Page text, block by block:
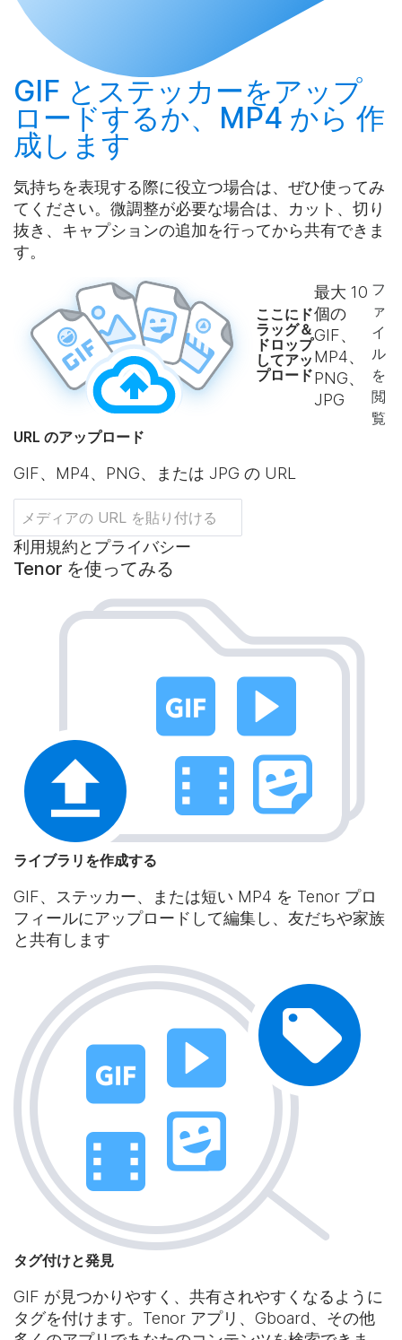
GIF とステッカーをアップ
ロードするか、MP4 から 作
成 します
気持ちを表現する際に役立つ場合は、ぜひ使ってみ
てください。微調整が必要な場合は、カット、切り
抜き、キャプションの追加を行ってから共有できま
す。
ここにド
ラッグ＆
ドロップ
してアッ
プロード
最大 10
個の
GIF、
MP4、
PNG、
JPG
フ
ァ
イ
ル
を
閲
覧
URL のアップロード
GIF、MP4、PNG、または JPG の URL
利用規約とプライバシー
Tenor を使ってみる
ライブラリを作成する
GIF、ステッカー、または短い MP4 を Tenor プロ
フィールにアップロードして編集し、友だちや家族
と共有します
タグ付けと発見
GIF が見つかりやすく、共有されやすくなるように
タグを付けます。Tenor アプリ、Gboard、その他